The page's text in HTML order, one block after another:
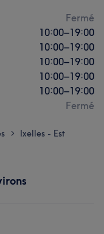
Fermé
10:00–19:00
10:00–19:00
10:00–19:00
10:00–19:00
10:00–19:00
Fermé
> Ixelles - Est